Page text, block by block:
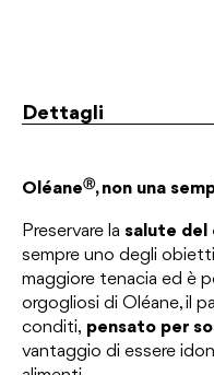
Dettagli
OléaneⓇ, non una
Preservare la salute del
sempre uno degli
maggiore tenacia ed è
orgogliosi di Oléane, il
conditi, pensato per
vantaggio di essere